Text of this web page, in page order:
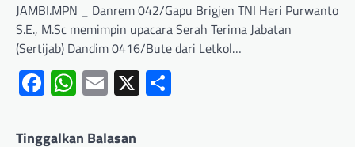
JAMBI.MPN _ Danrem 042/Gapu Brigjen TNI Heri Purwanto
S.E., M.Sc memimpin upacara Serah Terima Jabatan
(Sertijab) Dandim 0416/Bute dari Letkol…
Facebook
WhatsApp
Email
X
Tinggalkan Balasan